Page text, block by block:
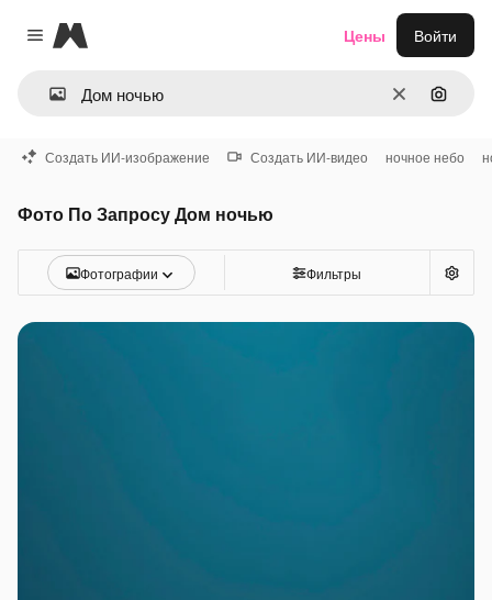
Close menu
Magnific
ОчиститьПоиск
Цены Войти
Создать ИИ-изображение Создать ИИ-видео ночное небо
Фото По Запросу Дом ночью
Фотографии Фильтры